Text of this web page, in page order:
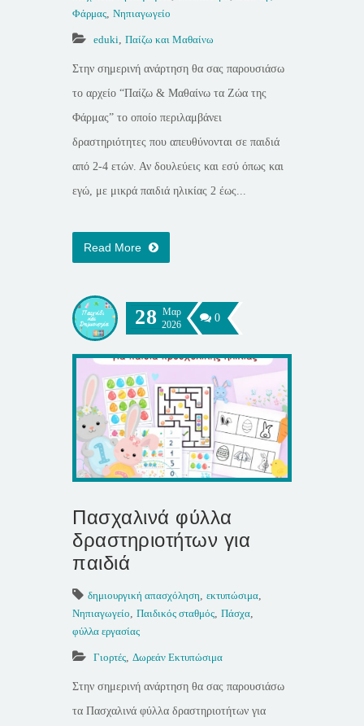
Φάρμας, Νηπιαγωγείο
eduki, Παίζω και Μαθαίνω
Στην σημερινή ανάρτηση θα σας παρουσιάσω
το αρχείο “Παίζω & Μαθαίνω τα Ζώα της
Φάρμας” το οποίο περιλαμβάνει
δραστηριότητες που απευθύνονται σε παιδιά
από 2-4 ετών. Αν δουλεύεις και εσύ όπως και
εγώ, με μικρά παιδιά ηλικίας 2 έως...
Read More
28 Μαρ
2026
0
Πασχαλινά φύλλα
δραστηριοτήτων για
παιδιά
δημιουργική απασχόληση, εκτυπώσιμα,
Νηπιαγωγείο, Παιδικός σταθμός, Πάσχα,
φύλλα εργασίας
Γιορτές, Δωρεάν Εκτυπώσιμα
Στην σημερινή ανάρτηση θα σας παρουσιάσω
τα Πασχαλινά φύλλα δραστηριοτήτων για